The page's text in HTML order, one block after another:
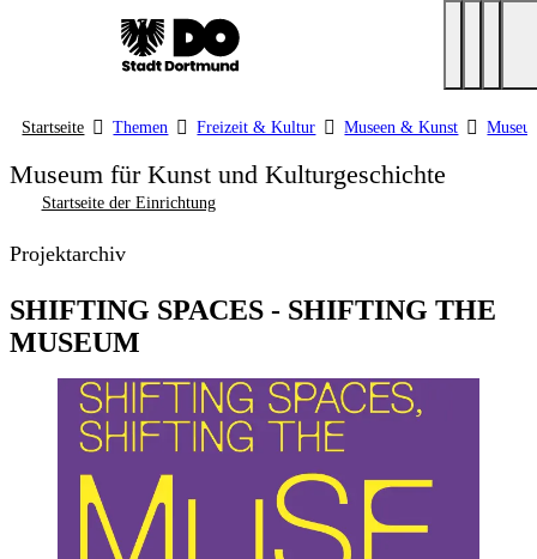
Startseite Themen Freizeit & Kultur Museen & Kunst
Museum für Kunst und Kulturgeschichte
Startseite der Einrichtung
Projektarchiv
SHIFTING SPACES - SHIFTING THE
MUSEUM